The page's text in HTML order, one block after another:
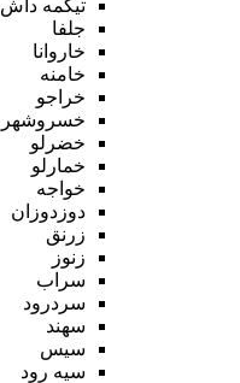
تیکمه داش
جلفا
خاروانا
خامنه
خراجو
خسروشهر
خضرلو
خمارلو
خواجه
دوزدوزان
زرنق
زنوز
سراب
سردرود
سهند
سیس
سیه رود